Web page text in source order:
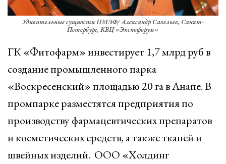
Удивительные сущности ПМЭФ/ Александр Савельев, Санкт-
Петербург, КВЦ «Экспофорум»
ГК «Фитофарм» инвестирует 1,7 млрд руб в
создание промышленного парка
«Воскресенский» площадью 20 га в Анапе. В
промпарке разместятся предприятия по
производству фармацевтических препаратов
и косметических средств, а также тканей и
швейных изделий. ООО «Холдинг